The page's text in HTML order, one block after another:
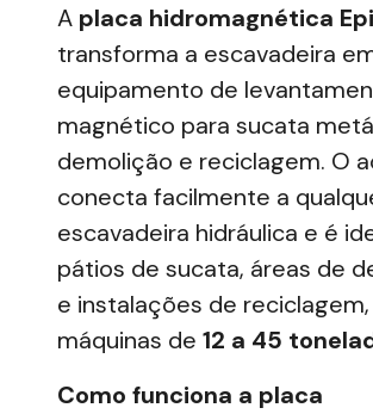
A placa hidromagnética
transforma a escavadeira
equipamento de
magnético para sucata
demolição e reciclagem. O
conecta facilmente a
escavadeira hidráulica e é
pátios de sucata, áreas de
e instalações de reciclagem
máquinas de 12 a 45
Como funciona a placa